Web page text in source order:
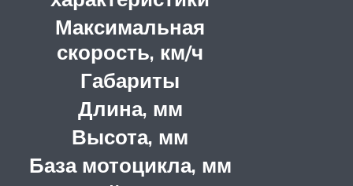
Максимальная
скорость, км/ч
Габариты
Длина, мм
Высота, мм
База мотоцикла, мм